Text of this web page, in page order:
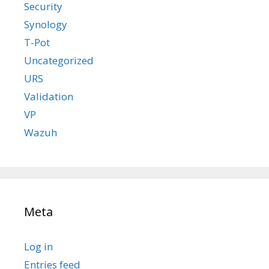
Security
Synology
T-Pot
Uncategorized
URS
Validation
VP
Wazuh
Meta
Log in
Entries feed